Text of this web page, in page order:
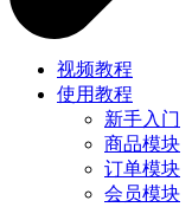
视频教程
使用教程
新手入门
商品模块
订单模块
会员模块